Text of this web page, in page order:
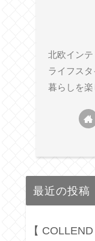
北欧イン
ライフスタ
暮らしを楽
最近の投稿
【